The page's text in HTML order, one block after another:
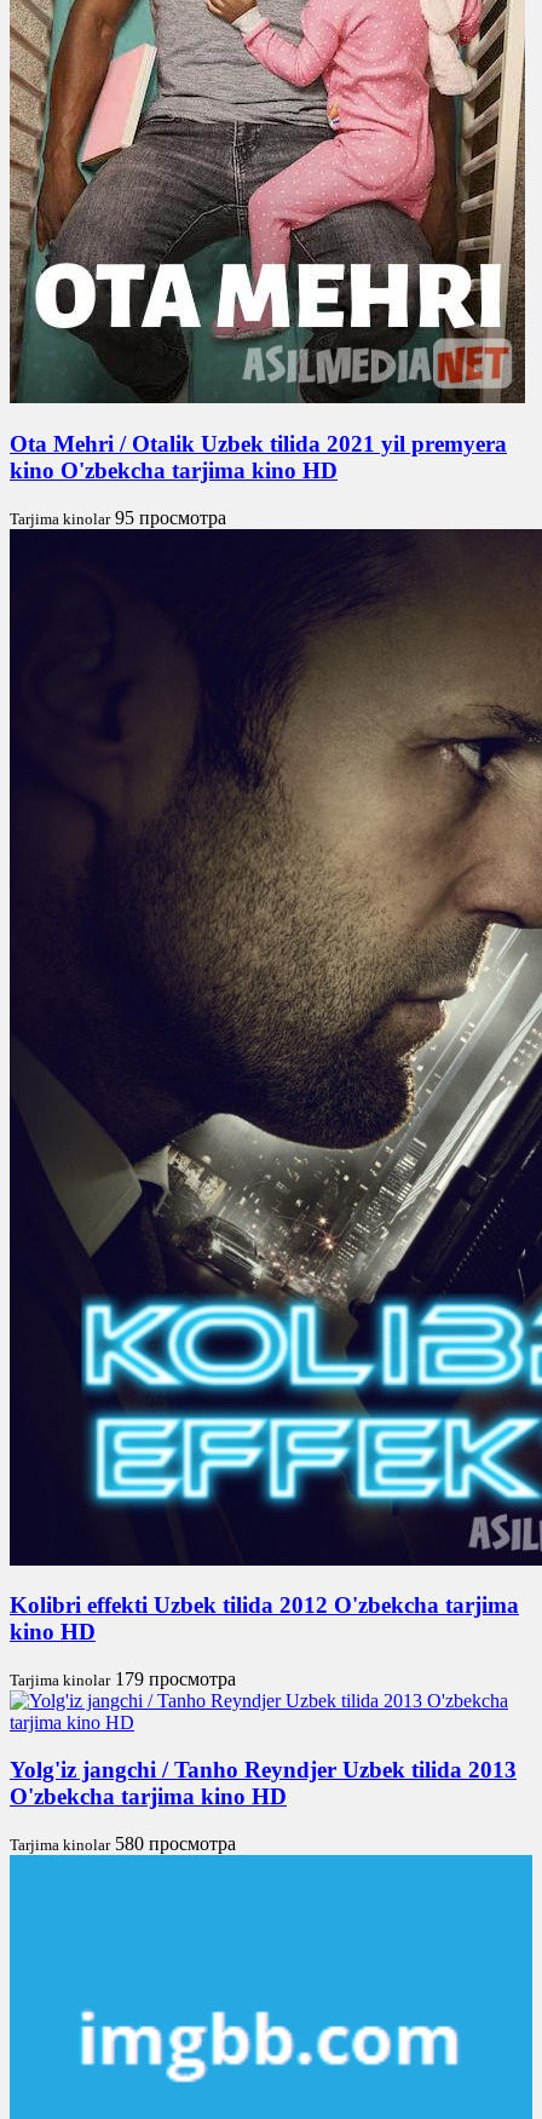
Ota Mehri / Otalik Uzbek tilida 2021 yil premyera
kino O'zbekcha tarjima kino HD
Tarjima kinolar 95 просмотра
Kolibri effekti Uzbek tilida 2012 O'zbekcha tarjima
kino HD
Tarjima kinolar 179 просмотра
Yolg'iz jangchi / Tanho Reyndjer Uzbek tilida 2013
O'zbekcha tarjima kino HD
Tarjima kinolar 580 просмотра